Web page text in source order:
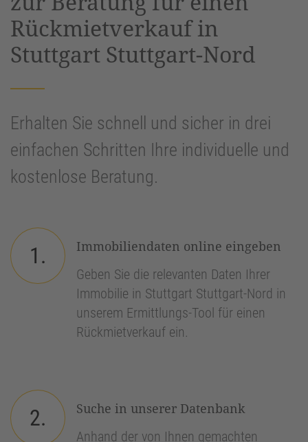
Rückmietverkauf in
Stuttgart Stuttgart-Nord
Erhalten Sie schnell und sicher in drei
einfachen Schritten Ihre individuelle und
kostenlose Beratung.
1.
Immobiliendaten online eingeben
Geben Sie die relevanten Daten Ihrer
Immobilie in Stuttgart Stuttgart-Nord in
unserem Ermittlungs-Tool für einen
Rückmietverkauf ein.
2.
Suche in unserer Datenbank
Anhand der von Ihnen gemachten